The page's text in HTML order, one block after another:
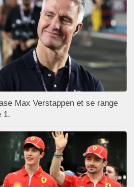
Max Verstappen et se range
1.